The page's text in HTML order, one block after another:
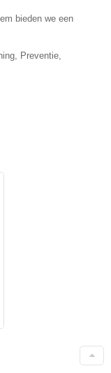
bieden we een
Preventie,